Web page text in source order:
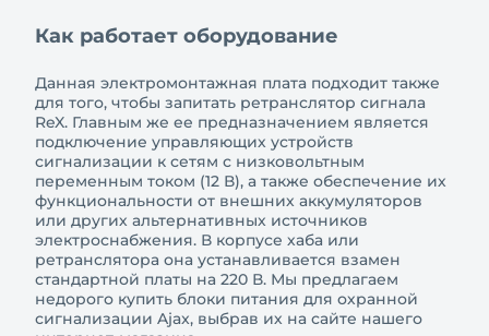
Как работает оборудование
Данная электромонтажная плата подходит также
для того, чтобы запитать ретранслятор сигнала
ReX. Главным же ее предназначением является
подключение управляющих устройств
сигнализации к сетям с низковольтным
переменным током (12 В), а также обеспечение их
функциональности от внешних аккумуляторов
или других альтернативных источников
электроснабжения. В корпусе хаба или
ретранслятора она устанавливается взамен
стандартной платы на 220 В. Мы предлагаем
недорого купить блоки питания для охранной
сигнализации Ajax, выбрав их на сайте нашего